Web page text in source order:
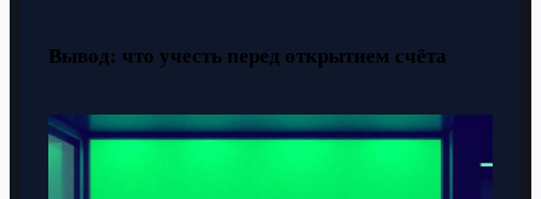
Вывод: что учесть перед открытием счёта